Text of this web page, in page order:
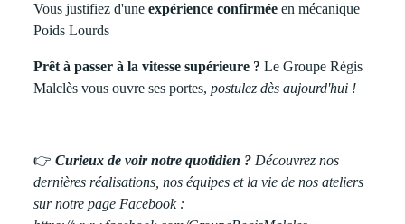
Vous justifiez d'uneexpérience confirmée en mécanique
Poids Lourds
Prêt à passer à la vitesse supérieure ? Le Groupe Régis
Malclès vous ouvre ses portes, postulez dès aujourd'hui !
👉 Curieux de voir notre quotidien ? Découvrez nos
dernières réalisations, nos équipes et la vie de nos ateliers
sur notre page Facebook :